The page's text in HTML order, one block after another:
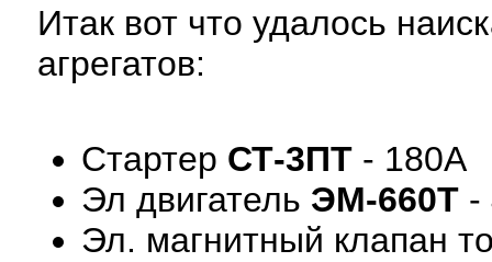
Итак вот что удалось
агрегатов:
Стартер СТ-3ПТ - 180А
Эл двигатель ЭМ-660Т -
Эл. магнитный клапан